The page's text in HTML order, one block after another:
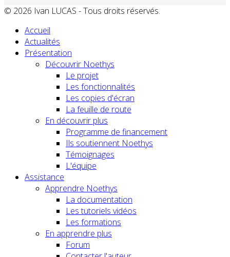
© 2026 Ivan LUCAS - Tous droits réservés.
Accueil
Actualités
Présentation
Découvrir Noethys
Le projet
Les fonctionnalités
Les copies d'écran
La feuille de route
En découvrir plus
Programme de financement
Ils soutiennent Noethys
Témoignages
L'équipe
Assistance
Apprendre Noethys
La documentation
Les tutoriels vidéos
Les formations
En apprendre plus
Forum